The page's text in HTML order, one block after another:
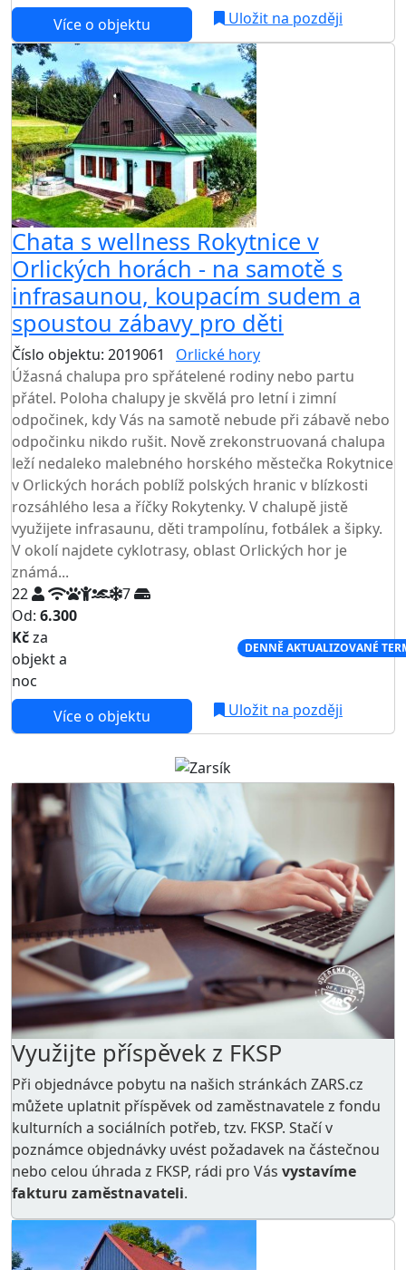
Více o objektu Uložit na později
Chata s wellness Rokytnice v
Orlických horách - na samotě s
infrasaunou, koupacím sudem a
spoustou zábavy pro děti
Číslo objektu: 2019061 Orlické hory
Úžasná chalupa pro spřátelené rodiny nebo partu
přátel. Poloha chalupy je skvělá pro letní i zimní
odpočinek, kdy Vás na samotě nebude při zábavě nebo
odpočinku nikdo rušit. Nově zrekonstruovaná chalupa
leží nedaleko malebného horského městečka Rokytnice
v Orlických horách poblíž polských hranic v blízkosti
rozsáhlého lesa a říčky Rokytenky. V chalupě jistě
využijete infrasaunu, děti trampolínu, fotbálek a šipky.
V okolí najdete cyklotrasy, oblast Orlických hor je
známá...
22
7
Od: 6.300
Kčza
objekt a
noc
DENNĚ AKTUALIZOVANÉ
Více o objektu Uložit na později
Využijte příspěvek z FKSP
Při objednávce pobytu na našich stránkách ZARS.cz
můžete uplatnit příspěvek od zaměstnavatele z fondu
kulturních a sociálních potřeb, tzv. FKSP. Stačí v
poznámce objednávky uvést požadavek na částečnou
nebo celou úhrada z FKSP, rádi pro Vás vystavíme
fakturu zaměstnavateli.